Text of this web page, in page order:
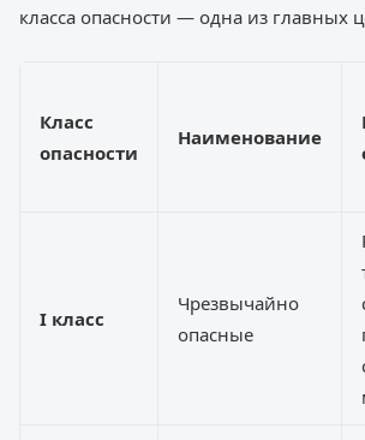
класса опасности — одна из главных
Класс
опасности
Наименование
I класс
Чрезвычайно
опасные